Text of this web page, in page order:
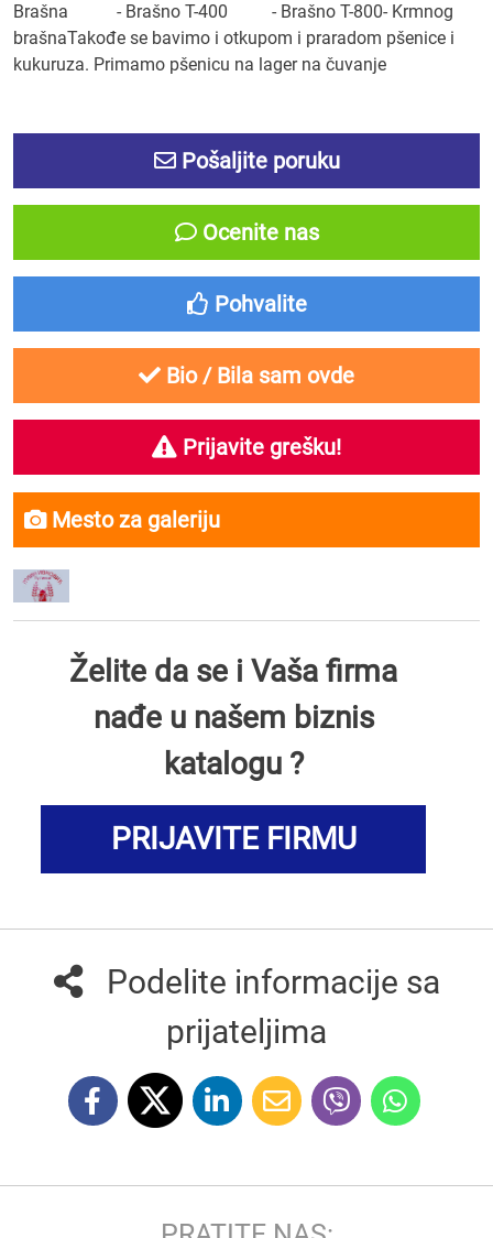
Brašna - Brašno T-400 - Brašno T-800- Krmnog
brašnaTakođe se bavimo i otkupom i praradom pšenice i
kukuruza. Primamo pšenicu na lager na čuvanje
Pošaljite poruku
Ocenite nas
Pohvalite
Bio / Bila sam ovde
Prijavite grešku!
Mesto za galeriju
Želite da se i Vaša firma
nađe u našem biznis
katalogu ?
PRIJAVITE FIRMU
Podelite informacije sa
prijateljima